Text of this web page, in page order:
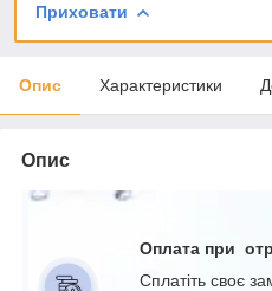
Приховати
Опис Характеристики
Опис
Оплата при
Сплатіть своє